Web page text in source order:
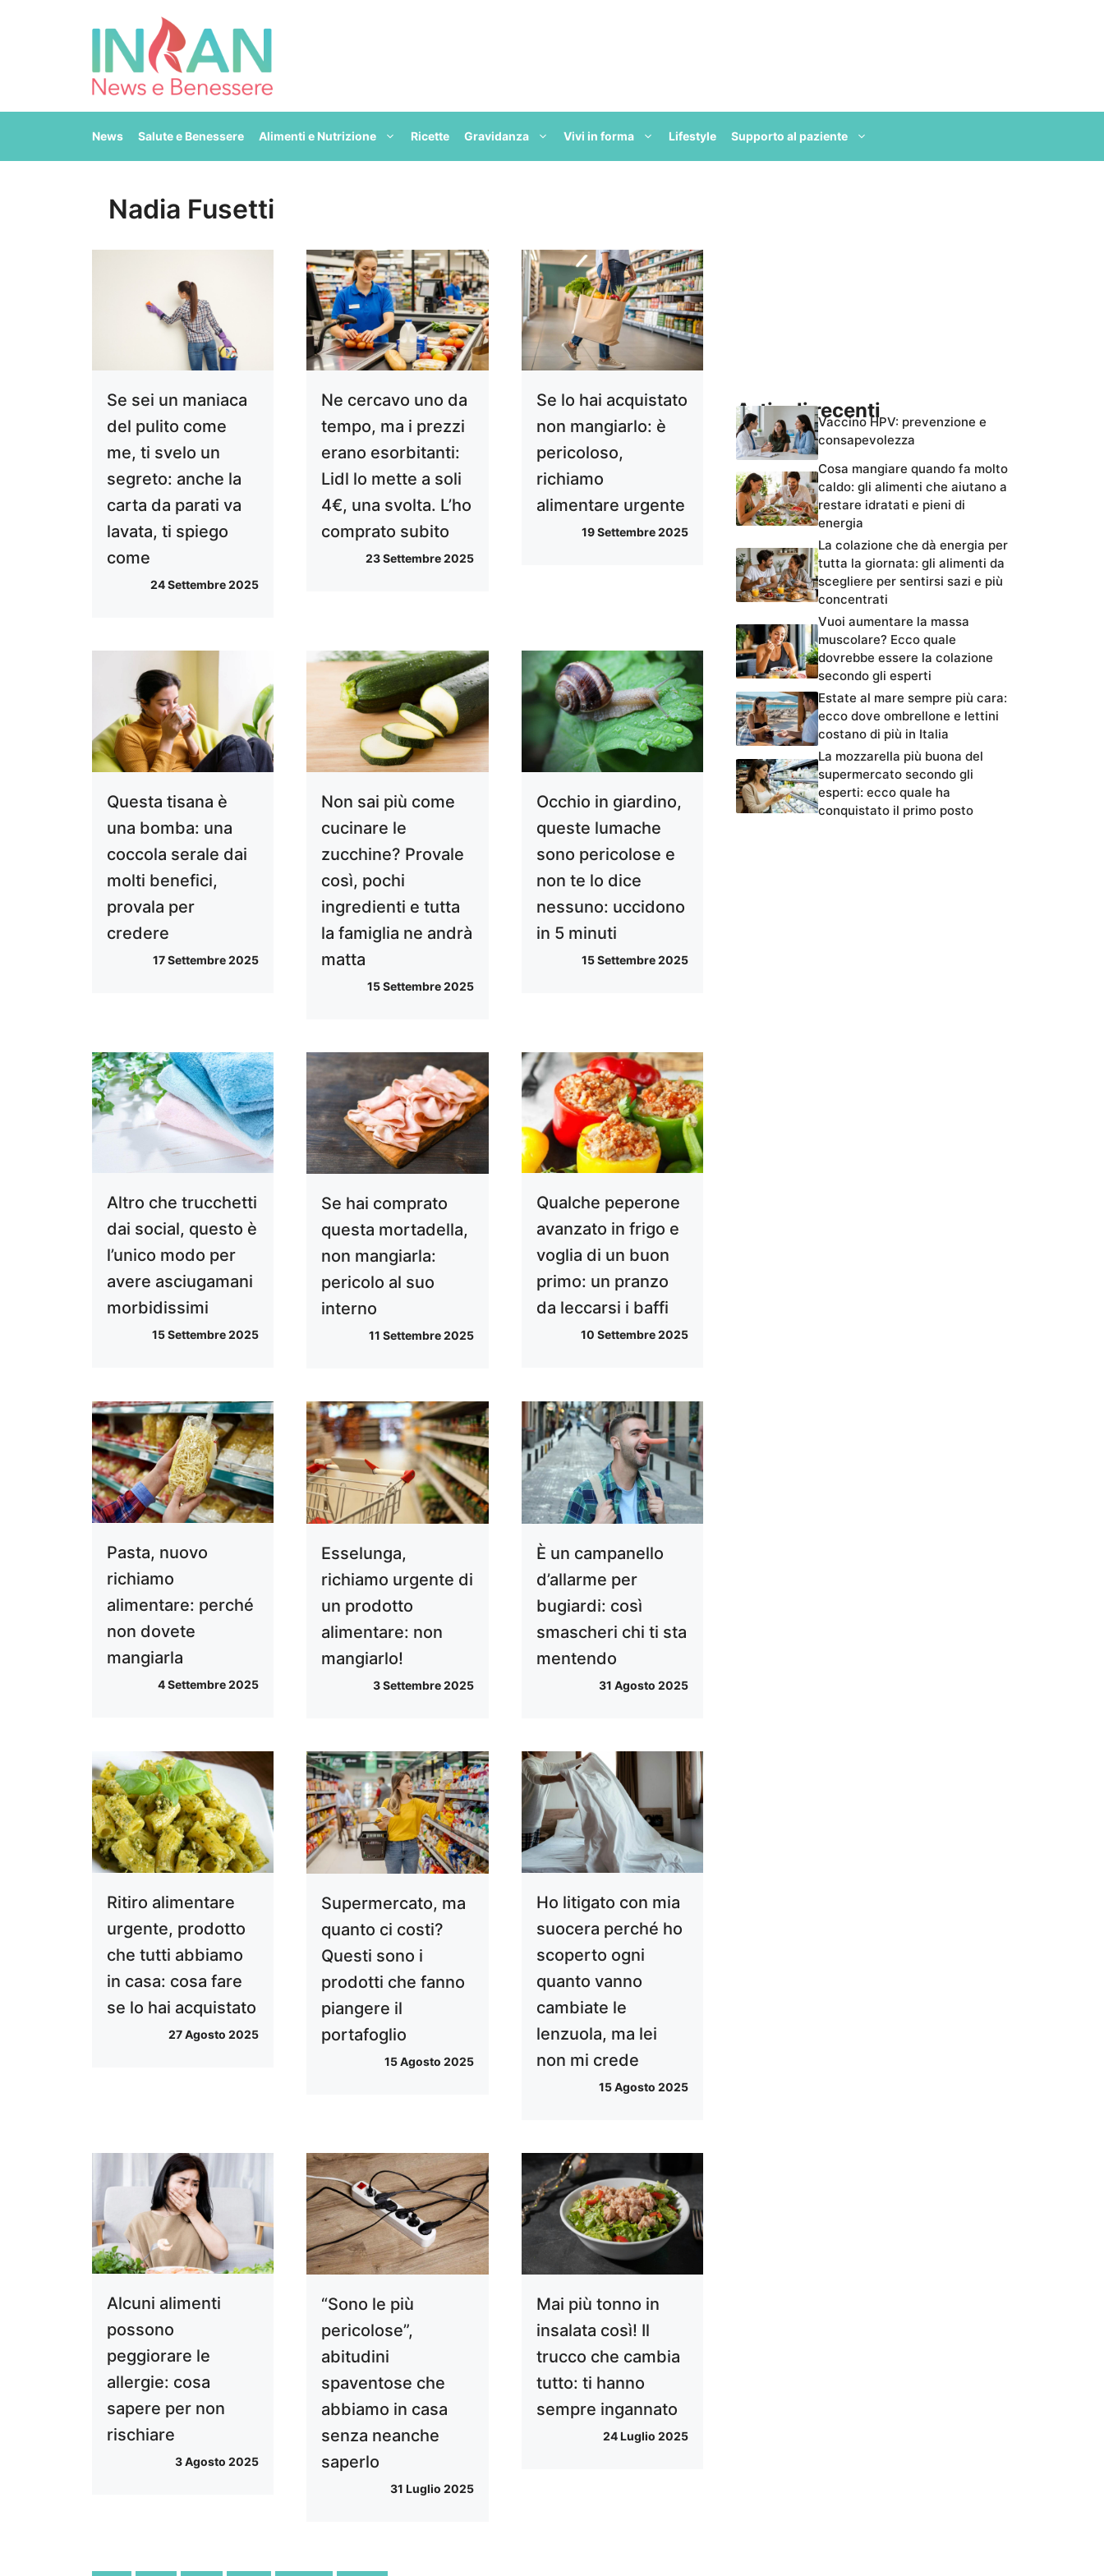
News Salute e Benessere Alimenti e Nutrizione Ricette Gravidanza Vivi in forma Lifestyle Supporto al paziente
Nadia Fusetti
Se sei un maniaca
del pulito come
me, ti svelo un
segreto: anche la
carta da parati va
lavata, ti spiego
come
24 Settembre 2025
Ne cercavo uno da
tempo, ma i prezzi
erano esorbitanti:
Lidl lo mette a soli
4€, una svolta. L’ho
comprato subito
23 Settembre 2025
Se lo hai acquistato
non mangiarlo: è
pericoloso,
richiamo
alimentare urgente
19 Settembre 2025
Questa tisana è
una bomba: una
coccola serale dai
molti benefici,
provala per
credere
17 Settembre 2025
Non sai più come
cucinare le
zucchine? Provale
così, pochi
ingredienti e tutta
la famiglia ne andrà
matta
15 Settembre 2025
Occhio in giardino,
queste lumache
sono pericolose e
non te lo dice
nessuno: uccidono
in 5 minuti
15 Settembre 2025
Altro che trucchetti
dai social, questo è
l’unico modo per
avere asciugamani
morbidissimi
15 Settembre 2025
Se hai comprato
questa mortadella,
non mangiarla:
pericolo al suo
interno
11 Settembre 2025
Qualche peperone
avanzato in frigo e
voglia di un buon
primo: un pranzo
da leccarsi i baffi
10 Settembre 2025
Pasta, nuovo
richiamo
alimentare: perché
non dovete
mangiarla
4 Settembre 2025
Esselunga,
richiamo urgente di
un prodotto
alimentare: non
mangiarlo!
3 Settembre 2025
È un campanello
d’allarme per
bugiardi: così
smascheri chi ti sta
mentendo
31 Agosto 2025
Ritiro alimentare
urgente, prodotto
che tutti abbiamo
in casa: cosa fare
se lo hai acquistato
27 Agosto 2025
Supermercato, ma
quanto ci costi?
Questi sono i
prodotti che fanno
piangere il
portafoglio
15 Agosto 2025
Ho litigato con mia
suocera perché ho
scoperto ogni
quanto vanno
cambiate le
lenzuola, ma lei
non mi crede
15 Agosto 2025
Alcuni alimenti
possono
peggiorare le
allergie: cosa
sapere per non
rischiare
3 Agosto 2025
“Sono le più
pericolose”,
abitudini
spaventose che
abbiamo in casa
senza neanche
saperlo
31 Luglio 2025
Mai più tonno in
insalata così! Il
trucco che cambia
tutto: ti hanno
sempre ingannato
24 Luglio 2025
Articoli recentiVaccino HPV: prevenzione e
consapevolezza
Cosa mangiare quando fa molto
caldo: gli alimenti che aiutano a
restare idratati e pieni di
energia
La colazione che dà energia per
tutta la giornata: gli alimenti da
scegliere per sentirsi sazi e più
concentrati
Vuoi aumentare la massa
muscolare? Ecco quale
dovrebbe essere la colazione
secondo gli esperti
Estate al mare sempre più cara:
ecco dove ombrellone e lettini
costano di più in Italia
La mozzarella più buona del
supermercato secondo gli
esperti: ecco quale ha
conquistato il primo posto